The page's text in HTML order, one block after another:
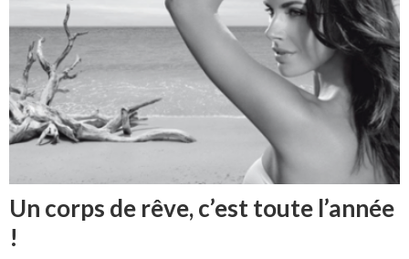
Un corps de rêve, c’est toute l’année
!